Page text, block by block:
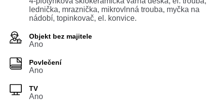
lednička, mraznička, mikrovlnná trouba, myčka na
nádobí, topinkovač, el. konvice.
Objekt bez majitele
Ano
Povlečení
Ano
TV
Ano